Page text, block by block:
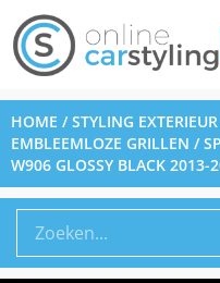
HOME /STYLING EXTERIEUR
EMBLEEMLOZE GRILLEN /
W906 GLOSSY BLACK 2013-